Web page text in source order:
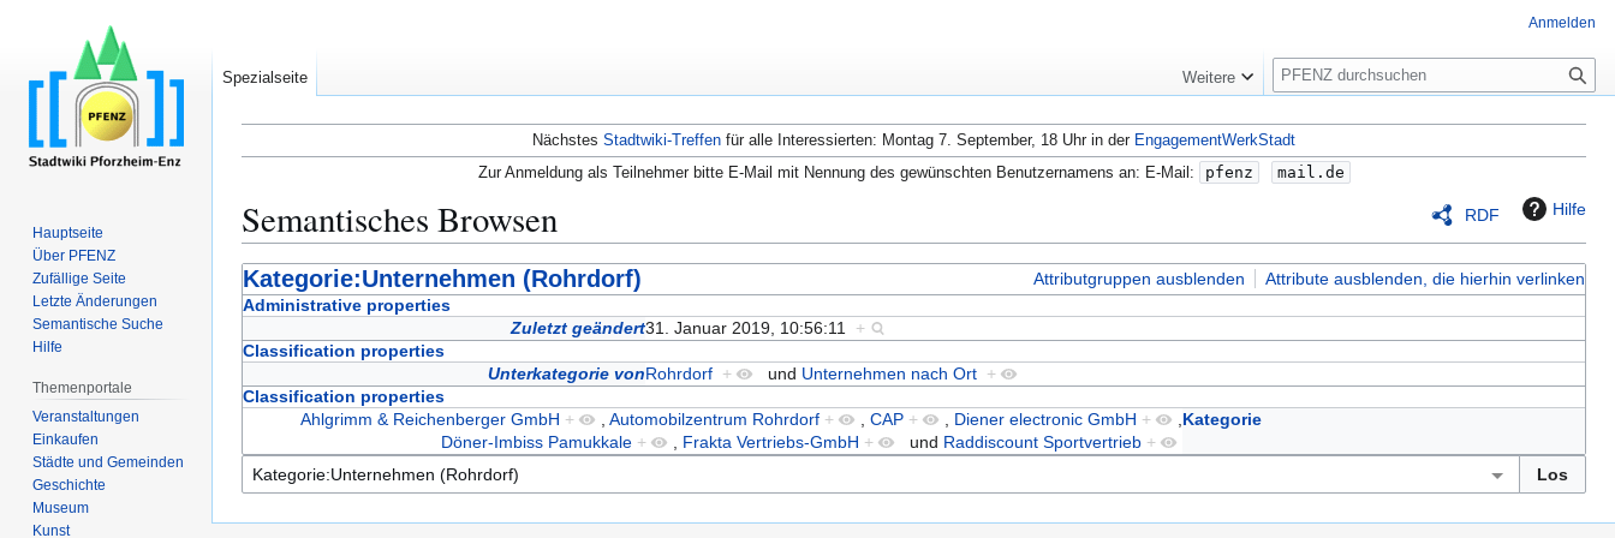
Nächstes Stadtwiki-Treffen für alle Interessierten: Montag 7. September, 18 Uhr in der EngagementWerkStadt
Zur Anmeldung als Teilnehmer bitte E-Mail mit Nennung des gewünschten Benutzernamens an: E-Mail:
pfenz mail.de
RDF Hilfe
Semantisches Browsen
Zur
Navigation
Zur
Suche
Kategorie:Unternehmen (Rohrdorf) Attributgruppen ausblenden
Attribute ausblenden, die hierhin verlinken
Administrative properties
Zuletzt geändert31. Januar 2019, 10:56:11 +
Classification properties
Unterkategorie vonRohrdorf + und Unternehmen nach Ort +
Classification properties
Kategorie
Ahlgrimm & Reichenberger GmbH + Automobilzentrum Rohrdorf + CAP + Diener electronic GmbH +
Döner-Imbiss Pamukkale + Frakta Vertriebs-GmbH + und Raddiscount Sportvertrieb +
Anmelden
Spezialseite Weitere
S
u
c
h
e
Hauptseite
Über PFENZ
Zufällige Seite
Letzte Änderungen
Semantische Suche
Hilfe
Themenportale
Veranstaltungen
Einkaufen
Städte und Gemeinden
Geschichte
Museum
Kunst